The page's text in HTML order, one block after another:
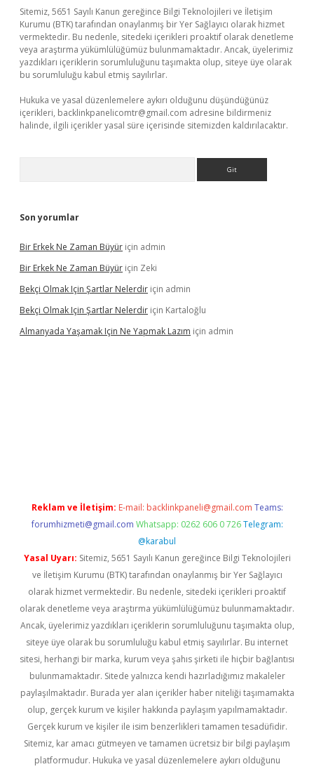
Sitemiz, 5651 Sayılı Kanun gereğince Bilgi Teknolojileri ve İletişim
Kurumu (BTK) tarafından onaylanmış bir Yer Sağlayıcı olarak hizmet
vermektedir. Bu nedenle, sitedeki içerikleri proaktif olarak denetleme
veya araştırma yükümlülüğümüz bulunmamaktadır. Ancak, üyelerimiz
yazdıkları içeriklerin sorumluluğunu taşımakta olup, siteye üye olarak
bu sorumluluğu kabul etmiş sayılırlar.
Hukuka ve yasal düzenlemelere aykırı olduğunu düşündüğünüz
içerikleri, backlinkpanelicomtr@gmail.com adresine bildirmeniz
halinde, ilgili içerikler yasal süre içerisinde sitemizden kaldırılacaktır.
Son yorumlar
Bir Erkek Ne Zaman Büyür için admin
Bir Erkek Ne Zaman Büyür için Zeki
Bekçi Olmak Için Şartlar Nelerdir için admin
Bekçi Olmak Için Şartlar Nelerdir için Kartaloğlu
Almanyada Yaşamak Için Ne Yapmak Lazım için admin
Reklam ve İletişim: E-mail: backlinkpaneli@gmail.com Teams:
forumhizmeti@gmail.com Whatsapp: 0262 606 0 726 Telegram:
@karabul
Yasal Uyarı: Sitemiz, 5651 Sayılı Kanun gereğince Bilgi Teknolojileri
ve İletişim Kurumu (BTK) tarafından onaylanmış bir Yer Sağlayıcı
olarak hizmet vermektedir. Bu nedenle, sitedeki içerikleri proaktif
olarak denetleme veya araştırma yükümlülüğümüz bulunmamaktadır.
Ancak, üyelerimiz yazdıkları içeriklerin sorumluluğunu taşımakta olup,
siteye üye olarak bu sorumluluğu kabul etmiş sayılırlar. Bu internet
sitesi, herhangi bir marka, kurum veya şahıs şirketi ile hiçbir bağlantısı
bulunmamaktadır. Sitede yalnızca kendi hazırladığımız makaleler
paylaşılmaktadır. Burada yer alan içerikler haber niteliği taşımamakta
olup, gerçek kurum ve kişiler hakkında paylaşım yapılmamaktadır.
Gerçek kurum ve kişiler ile isim benzerlikleri tamamen tesadüfidir.
Sitemiz, kar amacı gütmeyen ve tamamen ücretsiz bir bilgi paylaşım
platformudur. Hukuka ve yasal düzenlemelere aykırı olduğunu